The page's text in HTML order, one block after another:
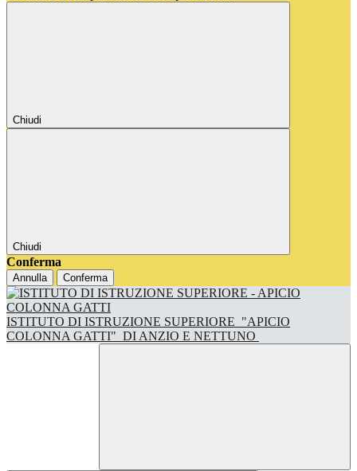
Chiudi
Chiudi
Conferma
Annulla Conferma
ISTITUTO DI ISTRUZIONE SUPERIORE "APICIO
COLONNA GATTI" DI ANZIO E NETTUNO